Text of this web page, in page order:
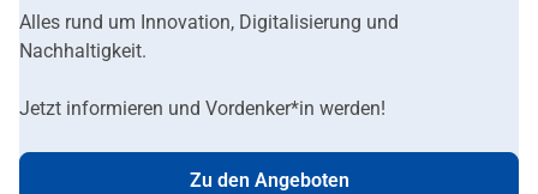
Alles rund um Innovation, Digitalisierung und
Nachhaltigkeit.
Jetzt informieren und Vordenker*in werden!
Zu den Angeboten